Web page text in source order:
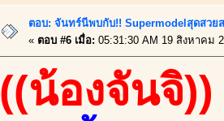
ตอบ: จันทร์นีพบกับ!! Supermodelสุดสวย
« ตอบ #6 เมื่อ: 05:31:30 AM 19 สิงหาคม
((น้องจันจิ))